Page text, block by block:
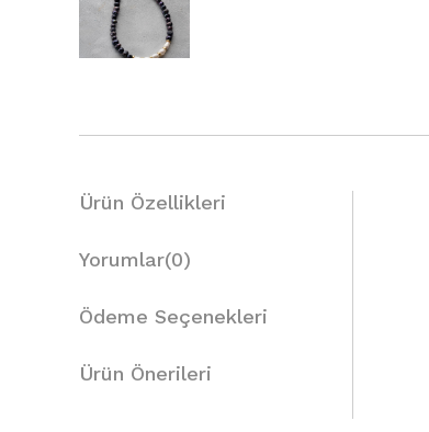
Ürün Özellikleri
Yorumlar(0)
Ödeme Seçenekleri
Ürün Önerileri